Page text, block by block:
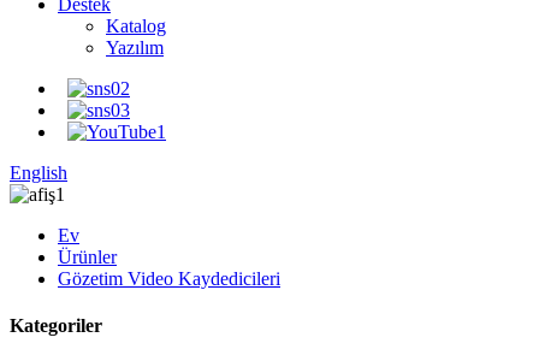
Destek
Katalog
Yazılım
English
Ev
Ürünler
Gözetim Video Kaydedicileri
Kategoriler